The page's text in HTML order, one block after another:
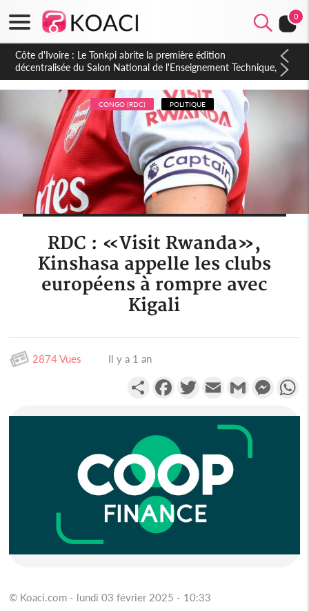
0
Côte d'Ivoire : PPA-CI, Gbagbo délègue une partie de ses
prérogatives de président à 05 cadres, vers sa retraite
politique ?
CONGO (RDC) POLITIQUE
RDC : «Visit Rwanda»,
Kinshasa appelle les clubs
européens à rompre avec
Kigali
2874 Vues Il y a 1 an
PartagerFacebookTwitterEmail Gmail
© Koaci.com - lundi 03 février 2025 - 10:33